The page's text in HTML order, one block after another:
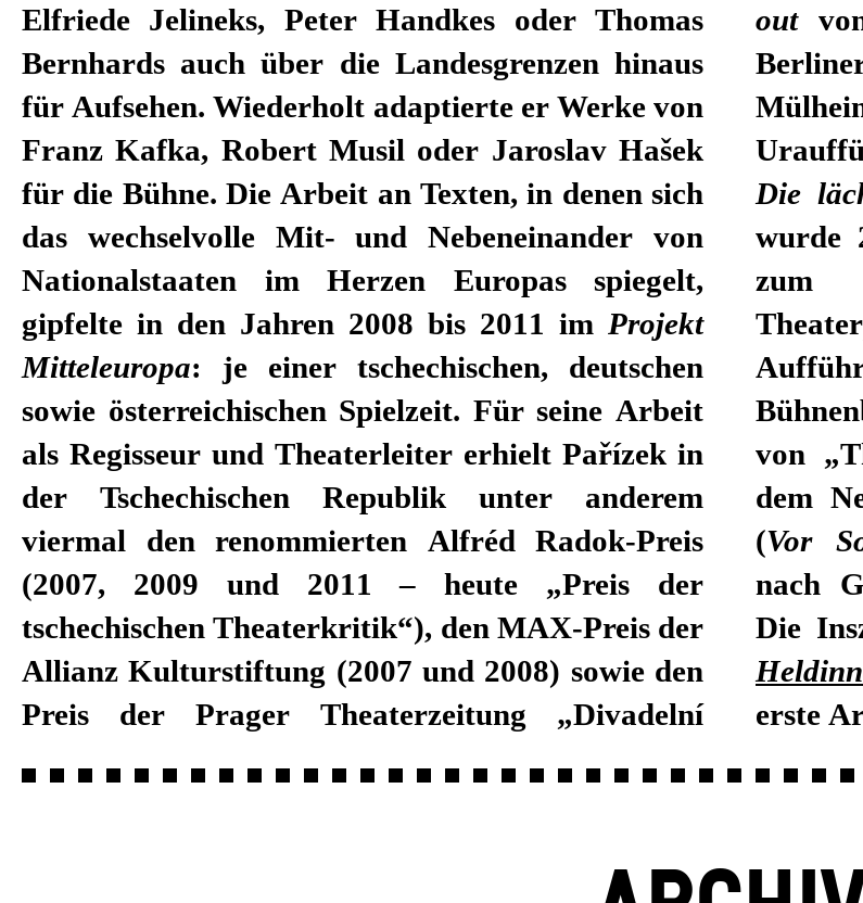
Elfriede Jelineks, Peter Handkes oder Thomas
Bernhards auch über die Landesgrenzen hinaus
für Aufsehen. Wiederholt adaptierte er Werke von
Franz Kafka, Robert Musil oder Jaroslav Hašek
für die Bühne. Die Arbeit an Texten, in denen sich
das wechselvolle Mit- und Nebeneinander von
Nationalstaaten im Herzen Europas spiegelt,
gipfelte in den Jahren 2008 bis 2011 im Projekt
Mitteleuropa: je einer tschechischen, deutschen
sowie österreichischen Spielzeit. Für seine Arbeit
als Regisseur und Theaterleiter erhielt Pařízek in
der Tschechischen Republik unter anderem
viermal den renommierten Alfréd Radok-Preis
(2007, 2009 und 2011 – heute „Preis der
tschechischen Theaterkritik“), den MAX-Preis der
Allianz Kulturstiftung (2007 und 2008) sowie den
Preis der Prager Theaterzeitung „Divadelní
out
Die
wurde
zum
von
dem
(Vor
nach
Die
erste